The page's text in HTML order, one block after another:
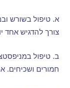
א. טיפול בשורש
צורך להדגיש אחד
ב. טיפול
חמורים ושכיחים.